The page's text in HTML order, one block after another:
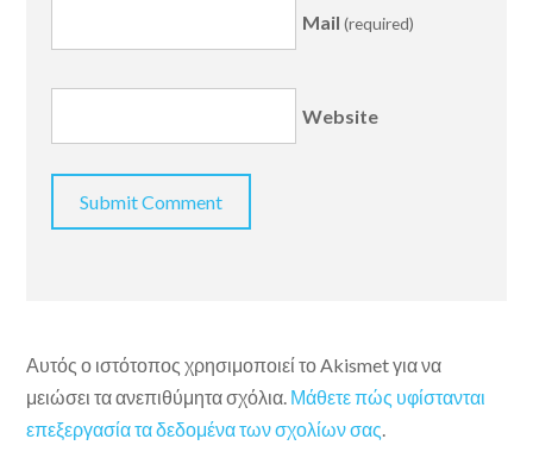
Mail (required)
Website
Αυτός ο ιστότοπος χρησιμοποιεί το Akismet για να
μειώσει τα ανεπιθύμητα σχόλια. Μάθετε πώς υφίστανται
επεξεργασία τα δεδομένα των σχολίων σας